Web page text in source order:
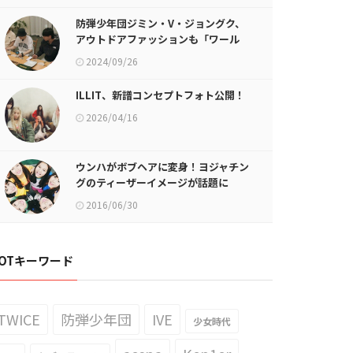
防弾少年団ジミン・V・ジョングク、
アウトドアファッションも「ワール
ドワイドクラス」
2024/09/26
ILLIT、新譜コンセプトフォト公開！
2026/04/16
ウンハがボブヘアに変身！ヨジャチン
グのティーザーイメージが話題に
2016/06/30
キーワード
防弾少年団 IVE 少女時代